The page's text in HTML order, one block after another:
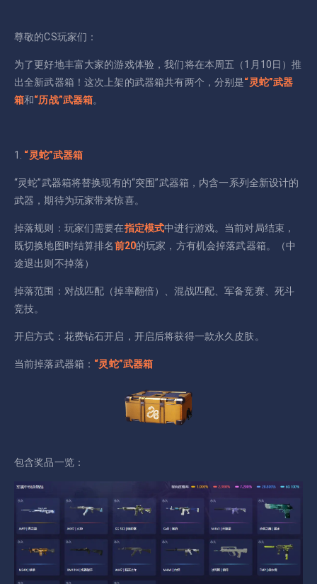
尊敬的CS玩家们：
为了更好地丰富大家的游戏体验，我们将在本周五（1月10日）推
出全新武器箱！这次上架的武器箱共有两个，分别是“灵蛇”武器
箱和“历战”武器箱。
1. “灵蛇”武器箱
“灵蛇”武器箱将替换现有的“突围”武器箱，内含一系列全新设计的
武器，期待为玩家带来惊喜。
掉落规则：玩家们需要在指定模式中进行游戏。当前对局结束，
既切换地图时结算排名前20的玩家，方有机会掉落武器箱。（中
途退出则不掉落）
掉落范围：对战匹配（掉率翻倍）、混战匹配、军备竞赛、死斗
竞技。
开启方式：花费钻石开启，开启后将获得一款永久皮肤。
当前掉落武器箱： “灵蛇”武器箱
包含奖品一览：